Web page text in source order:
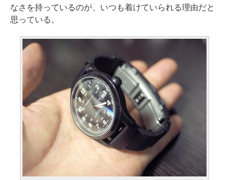
なさを持っているのが、いつも着けていられる理由だと
思っている。